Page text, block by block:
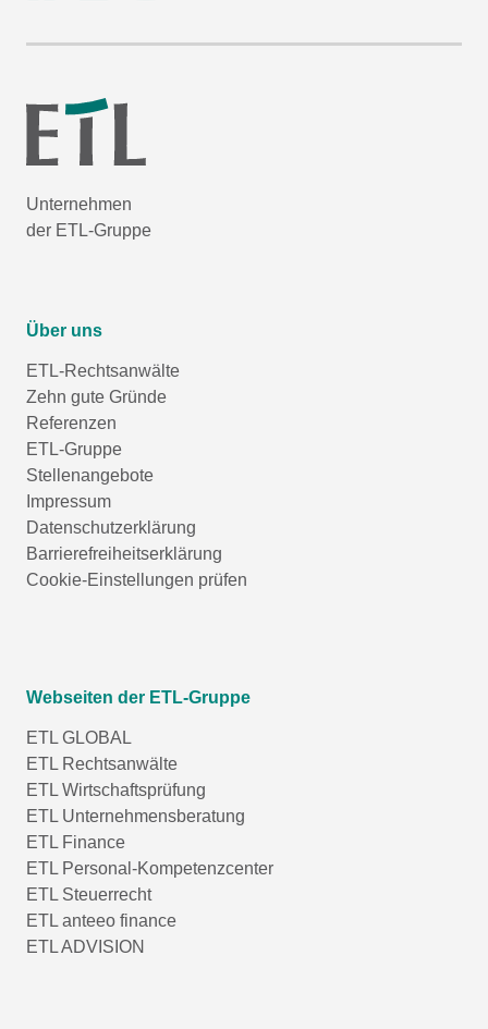
Unternehmen
der ETL-Gruppe
Über uns
ETL-Rechtsanwälte
Zehn gute Gründe
Referenzen
ETL-Gruppe
Stellenangebote
Impressum
Datenschutzerklärung
Barrierefreiheitserklärung
Cookie-Einstellungen prüfen
Webseiten der ETL-Gruppe
ETL GLOBAL
ETL Rechtsanwälte
ETL Wirtschaftsprüfung
ETL Unternehmensberatung
ETL Finance
ETL Personal-Kompetenzcenter
ETL Steuerrecht
ETL anteeo finance
ETL ADVISION